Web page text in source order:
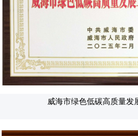
威海市绿色低碳高质量发